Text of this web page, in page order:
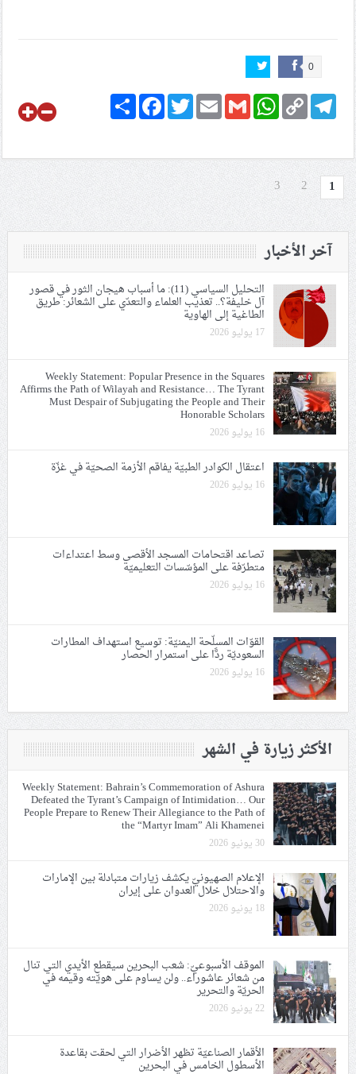
0
ShareFacebookTwitterEmailGmail
WhatsApp Copy
Link
Telegram
1
2
3
آخر الأخبار
التحليل السياسي (11): ما أسباب هيجان الثور في قصور
آل خليفة؟.. تعذيب العلماء والتعدّي على الشعائر: طريق
الطاغية إلى الهاوية
17 يوليو 2026
Weekly Statement: Popular Presence in the Squares
Affirms the Path of Wilayah and Resistance… The Tyrant
Must Despair of Subjugating the People and Their
Honorable Scholars
16 يوليو 2026
اعتقال الكوادر الطبيّة يفاقم الأزمة الصحيّة في غزّة
16 يوليو 2026
تصاعد اقتحامات المسجد الأقصى وسط اعتداءات
متطرّفة على المؤسّسات التعليميّة
16 يوليو 2026
القوّات المسلّحة اليمنيّة: توسيع استهداف المطارات
السعوديّة ردًّا على استمرار الحصار
16 يوليو 2026
الأكثر زيارة في الشهر
Weekly Statement: Bahrain’s Commemoration of Ashura
Defeated the Tyrant’s Campaign of Intimidation… Our
People Prepare to Renew Their Allegiance to the Path of
the “Martyr Imam” Ali Khamenei
30 يونيو 2026
الإعلام الصهيونيّ يكشف زيارات متبادلة بين الإمارات
والاحتلال خلال العدوان على إيران
18 يونيو 2026
الموقف الأسبوعيّ: شعب البحرين سيقطع الأيدي التي تنال
من شعائر عاشوراء.. ولن يساوم على هويّته وقيمه في
الحريّة والتحرير
22 يونيو 2026
الأقمار الصناعيّة تظهر الأضرار التي لحقت بقاعدة
الأسطول الخامس في البحرين